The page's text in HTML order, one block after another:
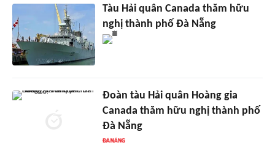
Tàu Hải quân Canada thăm hữu
nghị thành phố Đà Nẵng
Đoàn tàu Hải quân Hoàng gia
Canada thăm hữu nghị thành phố
Đà Nẵng